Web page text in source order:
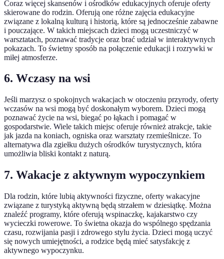
Coraz więcej skansenów i ośrodków edukacyjnych oferuje oferty
skierowane do rodzin. Oferują one różne zajęcia edukacyjne
związane z lokalną kulturą i historią, które są jednocześnie zabawne
i pouczające. W takich miejscach dzieci mogą uczestniczyć w
warsztatach, poznawać tradycje oraz brać udział w interaktywnych
pokazach. To świetny sposób na połączenie edukacji i rozrywki w
miłej atmosferze.
6. Wczasy na wsi
Jeśli marzysz o spokojnych wakacjach w otoczeniu przyrody, oferty
wczasów na wsi mogą być doskonałym wyborem. Dzieci mogą
poznawać życie na wsi, biegać po łąkach i pomagać w
gospodarstwie. Wiele takich miejsc oferuje również atrakcje, takie
jak jazda na koniach, ogniska oraz warsztaty rzemieślnicze. To
alternatywa dla zgiełku dużych ośrodków turystycznych, która
umożliwia bliski kontakt z naturą.
7. Wakacje z aktywnym wypoczynkiem
Dla rodzin, które lubią aktywności fizyczne, oferty wakacyjne
związane z turystyką aktywną będą strzałem w dziesiątkę. Można
znaleźć programy, które oferują wspinaczkę, kajakarstwo czy
wycieczki rowerowe. To świetna okazja do wspólnego spędzania
czasu, rozwijania pasji i zdrowego stylu życia. Dzieci mogą uczyć
się nowych umiejętności, a rodzice będą mieć satysfakcję z
aktywnego wypoczynku.